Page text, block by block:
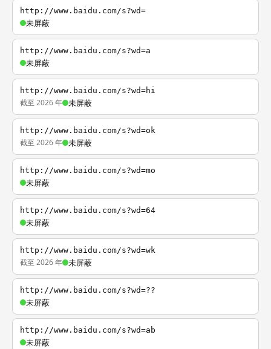
http://www.baidu.com/s?wd=
未屏蔽
http://www.baidu.com/s?wd=a
未屏蔽
http://www.baidu.com/s?wd=hi
截至 2026 年 未屏蔽
http://www.baidu.com/s?wd=ok
截至 2026 年 未屏蔽
http://www.baidu.com/s?wd=mo
未屏蔽
http://www.baidu.com/s?wd=64
未屏蔽
http://www.baidu.com/s?wd=wk
截至 2026 年 未屏蔽
http://www.baidu.com/s?wd=??
未屏蔽
http://www.baidu.com/s?wd=ab
未屏蔽